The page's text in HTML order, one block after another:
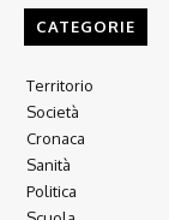
CATEGORIE
Territorio
Società
Cronaca
Sanità
Politica